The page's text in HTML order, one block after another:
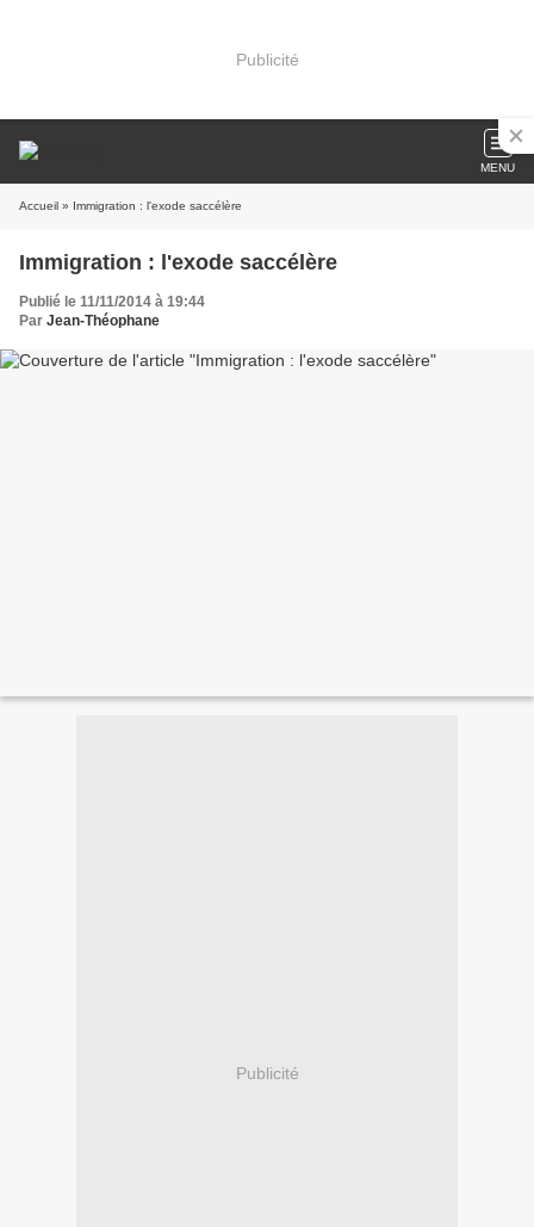
Publicité
MENU
Accueil » Immigration : l'exode saccélère
Immigration : l'exode saccélère
Publié le 11/11/2014 à 19:44
Par Jean-Théophane
Publicité